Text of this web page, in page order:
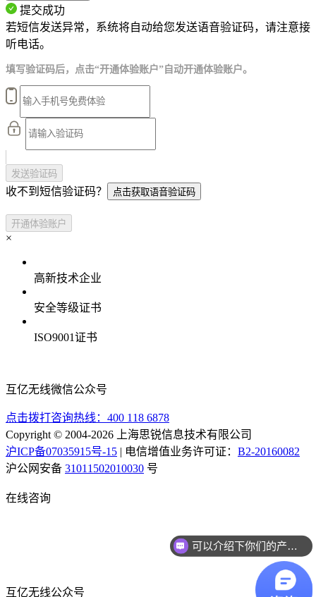
提交成功
若短信发送异常，系统将自动给您发送语音验证码，请注意接
听电话。
填写验证码后，点击“开通体验账户”自动开通体验账户。
发送验证码
收不到短信验证码？ 点击获取语音验证码
开通体验账户
×
高新技术企业
安全等级证书
ISO9001证书
互亿无线微信公众号
点击拨打咨询热线： 400 118 6878
Copyright © 2004-2026 上海思锐信息技术有限公司
沪ICP备07035915号-15 | 电信增值业务许可证： B2-20160082
沪公网安备 31011502010030 号
在线咨询
互亿无线公众号
可以介绍下你们的产品么？